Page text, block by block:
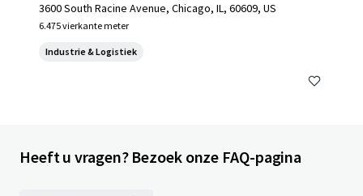
3600 South Racine Avenue, Chicago, IL, 60609, US
6.475 vierkante meter
Industrie & Logistiek
Heeft u vragen? Bezoek onze FAQ-pagina